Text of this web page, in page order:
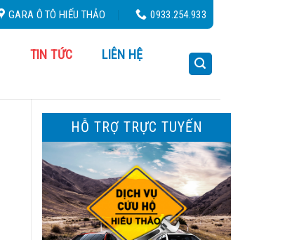
GARA Ô TÔ HIẾU THẢO 0933.254.933
TIN TỨC
LIÊN HỆ
HỖ TRỢ TRỰC TUYẾN